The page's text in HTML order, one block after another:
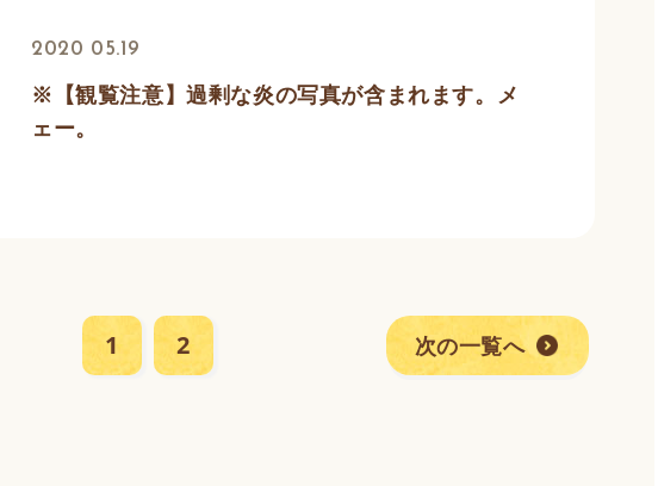
2020 05.19
※【観覧注意】過剰な炎の写真が含まれます。メ
ェー。
1 2 次の一覧へ